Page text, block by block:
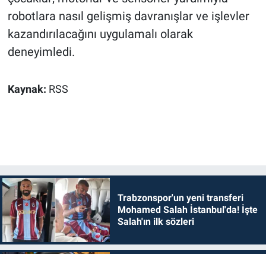
robotlara nasıl gelişmiş davranışlar ve işlevler
kazandırılacağını uygulamalı olarak
deneyimledi.
Kaynak: RSS
Trabzonspor'un yeni transferi
Mohamed Salah İstanbul'da! İşte
Salah'ın ilk sözleri